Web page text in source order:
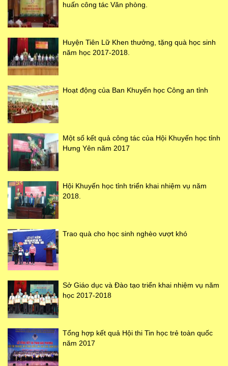
huấn công tác Văn phòng.
Huyện Tiên Lữ Khen thưởng, tặng quà học sinh
năm học 2017-2018.
Hoạt động của Ban Khuyến học Công an tỉnh
Một số kết quả công tác của Hội Khuyến học tỉnh
Hưng Yên năm 2017
Hội Khuyến học tỉnh triển khai nhiệm vụ năm
2018.
Trao quà cho học sinh nghèo vượt khó
Sở Giáo dục và Đào tạo triển khai nhiệm vụ năm
học 2017-2018
Tổng hợp kết quả Hội thi Tin học trẻ toàn quốc
năm 2017